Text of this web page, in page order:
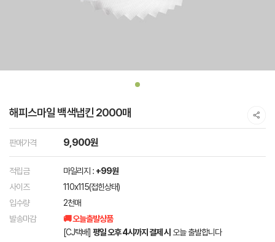
해피스마일 백색냅킨 2000매
판매가격 9,900원
적립금 마일리지 : +99원
사이즈
110x115(접힌상태)
입수량
2천매
발송마감
🚚 오늘출발상품
[CJ택배] 평일 오후 4시까지 결제 시 오늘 출발합니다